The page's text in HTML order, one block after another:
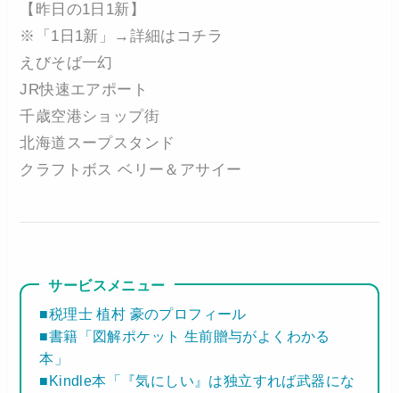
【昨日の1日1新】
※「1日1新」→詳細はコチラ
えびそば一幻
JR快速エアポート
千歳空港ショップ街
北海道スープスタンド
クラフトボス ベリー＆アサイー
サービスメニュー
■税理士 植村 豪のプロフィール
■書籍「図解ポケット 生前贈与がよくわかる
本」
■Kindle本「『気にしい』は独立すれば武器にな